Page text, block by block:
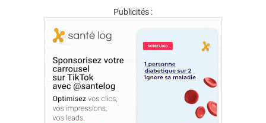
Publicités :